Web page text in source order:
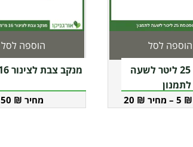
טפטפת 25 ליטר לשעה
לתמנון
5 ₪
–
20 ₪
הוספה לסל
מנקב צבת לצינור 16 מ"מ
50 ₪
הוספה לסל